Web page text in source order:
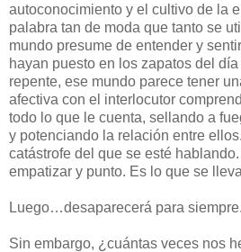
autoconocimiento y el cultivo de la
palabra tan de moda que tanto se
mundo presume de entender y
hayan puesto en los zapatos del
repente, ese mundo parece tener
afectiva con el interlocutor
todo lo que le cuenta, sellando a
y potenciando la relación entre
catástrofe del que se esté
empatizar y punto. Es lo que se
Luego…desaparecerá para siempre.
Sin embargo, ¿cuántas veces nos